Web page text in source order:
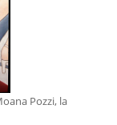
Pozzi, la